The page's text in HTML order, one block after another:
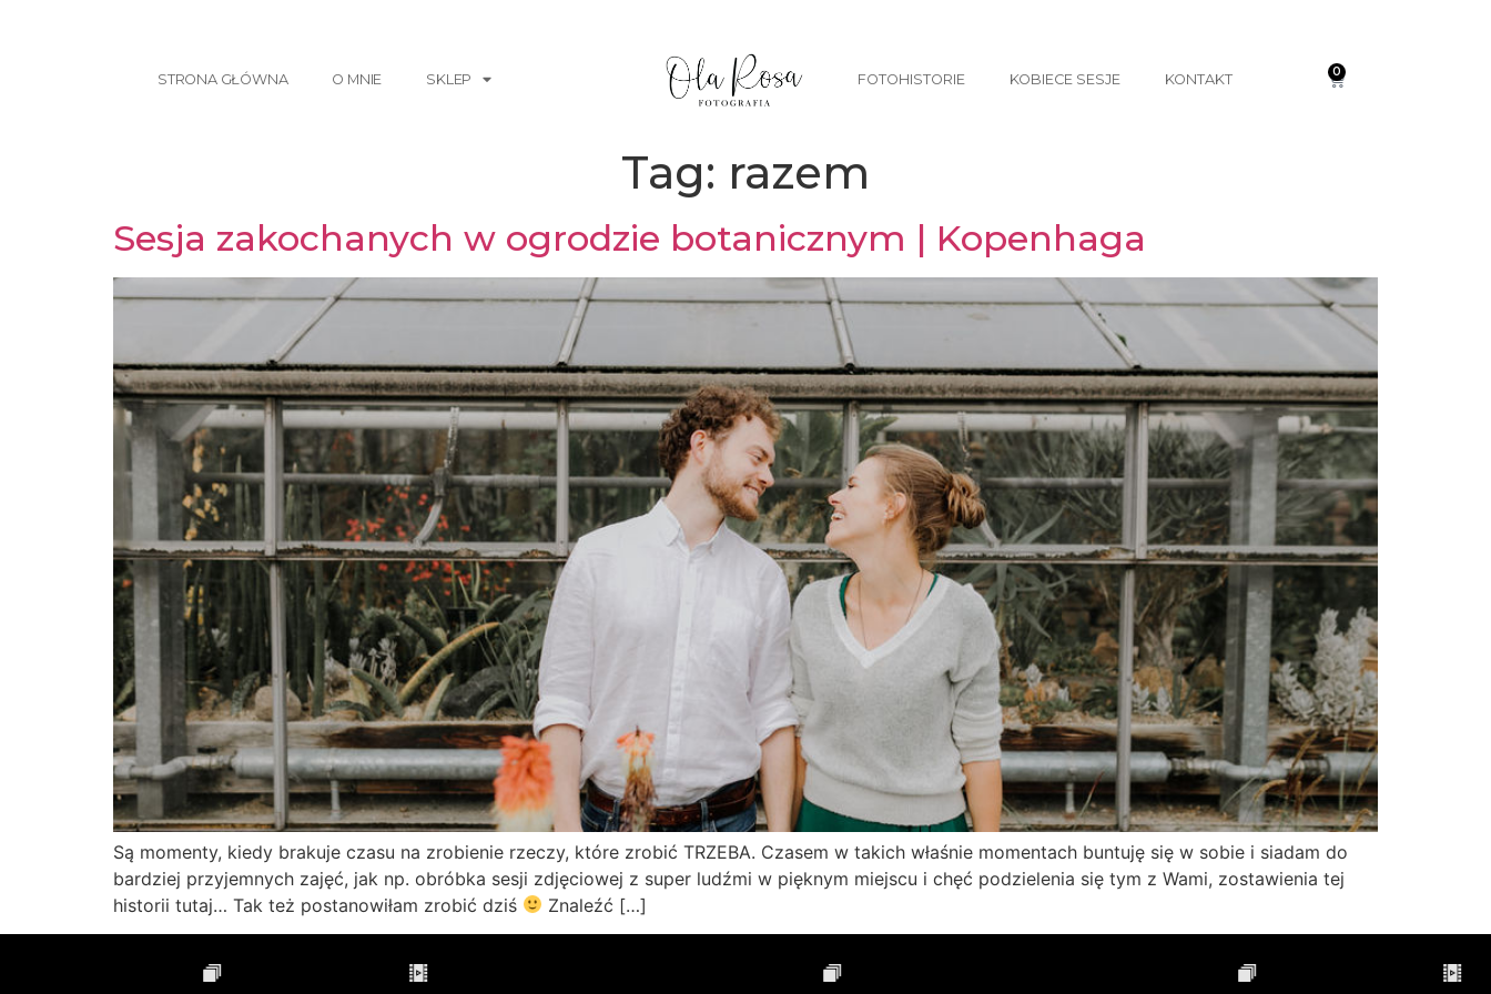
STRONA GŁÓWNA O MNIE SKLEP FOTOHISTORIE KOBIECE SESJE KONTAKT 0
Tag: razem
Sesja zakochanych w ogrodzie botanicznym | Kopenhaga
Są momenty, kiedy brakuje czasu na zrobienie rzeczy, które zrobić TRZEBA. Czasem w takich właśnie momentach buntuję się w sobie i siadam do
bardziej przyjemnych zajęć, jak np. obróbka sesji zdjęciowej z super ludźmi w pięknym miejscu i chęć podzielenia się tym z Wami, zostawienia tej
historii tutaj… Tak też postanowiłam zrobić dziś
Znaleźć […]